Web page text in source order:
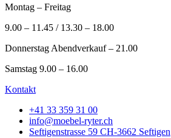
Montag – Freitag
9.00 – 11.45 / 13.30 – 18.00
Donnerstag Abendverkauf – 21.00
Samstag 9.00 – 16.00
Kontakt
+41 33 359 31 00
info@moebel-ryter.ch
Seftigenstrasse 59 CH-3662 Seftigen